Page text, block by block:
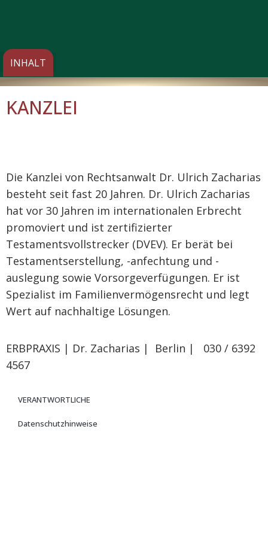
KANZLEI
Die Kanzlei von Rechtsanwalt Dr. Ulrich Zacharias
besteht seit fast 20 Jahren. Dr. Ulrich Zacharias
hat vor 30 Jahren im internationalen Erbrecht
promoviert und ist zertifizierter
Testamentsvollstrecker (DVEV). Er berät bei
Testamentserstellung, -anfechtung und -
auslegung sowie Vorsorgeverfügungen. Er ist
Spezialist im Familienvermögensrecht und legt
Wert auf nachhaltige Lösungen.
ERBPRAXIS | Dr. Zacharias | Berlin | 030 / 6392
4567
VERANTWORTLICHE
Datenschutzhinweise